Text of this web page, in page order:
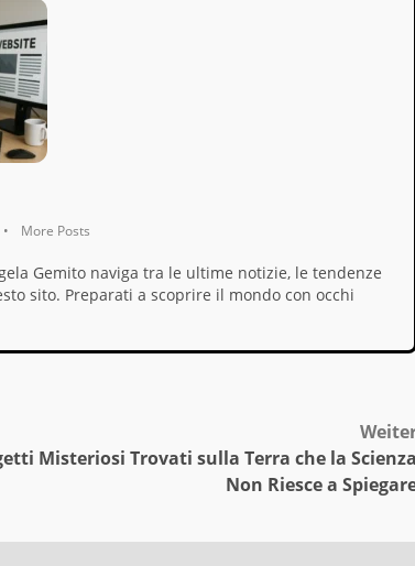
• More Posts
Gemito naviga tra le ultime notizie, le tendenze
sito. Preparati a scoprire il mondo con occhi
Misteriosi Trovati sulla Terra che la Scienza
Non Riesce a